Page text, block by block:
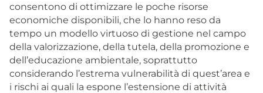
consentono di ottimizzare le poche risorse
economiche disponibili, che lo hanno reso da
tempo un modello virtuoso di gestione nel campo
della valorizzazione, della tutela, della promozione e
dell’educazione ambientale, soprattutto
considerando l’estrema vulnerabilità di quest’area e
i rischi ai quali la espone l’estensione di attività